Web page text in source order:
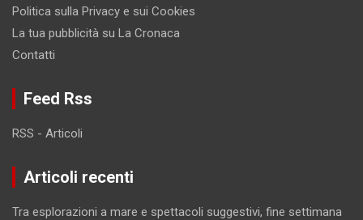
Politica sulla Privacy e sui Cookies
La tua pubblicità su La Cronaca
Contatti
Feed Rss
RSS - Articoli
Articoli recenti
Tra esplorazioni a mare e spettacoli suggestivi, fine settimana